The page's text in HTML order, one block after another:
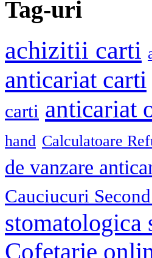
Tag-uri
achizitii carti
anticariat carti
carti anticariat
hand Calculatoare
de vanzare
Cauciucuri
stomatologica
Cofetarie